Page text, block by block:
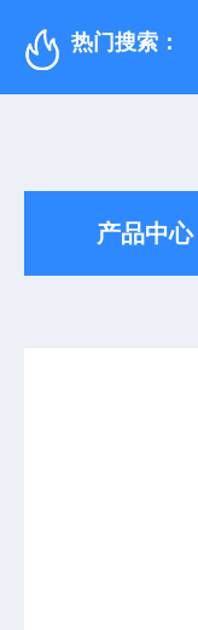
热门搜索：
产品中心